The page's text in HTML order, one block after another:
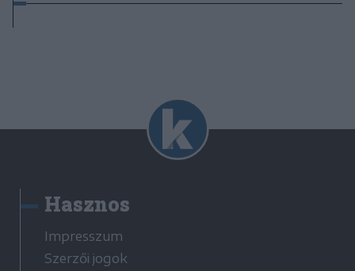
Hasznos
Impresszum
Szerzői jogok